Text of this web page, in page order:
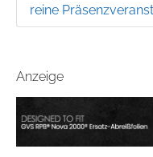
reine
Anzeige